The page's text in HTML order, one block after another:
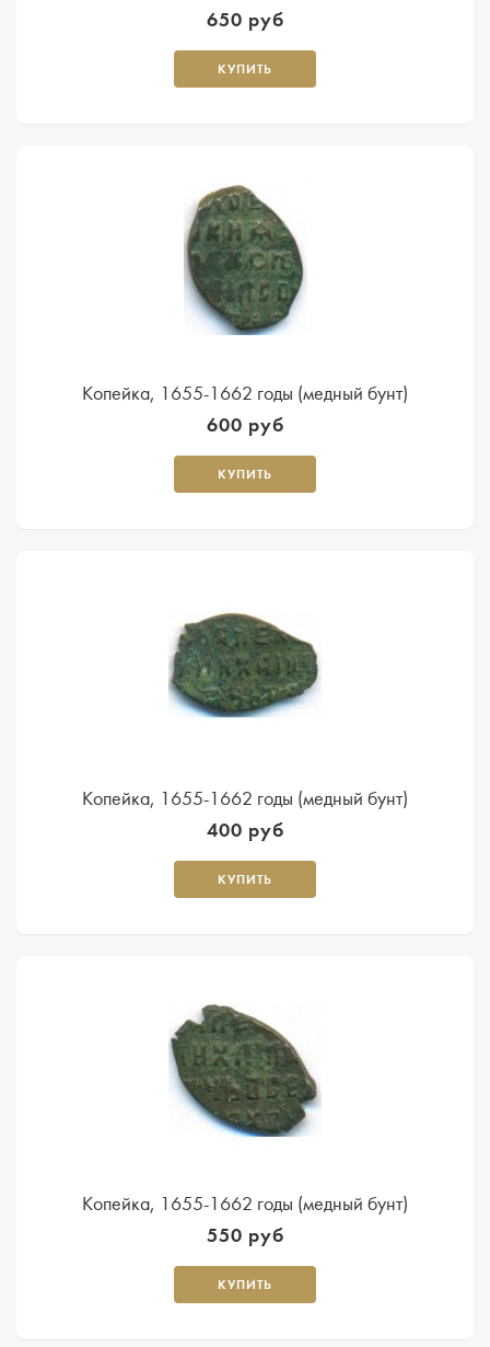
650 руб
КУПИТЬ
Копейка, 1655-1662 годы (медный бунт)
600 руб
КУПИТЬ
Копейка, 1655-1662 годы (медный бунт)
400 руб
КУПИТЬ
Копейка, 1655-1662 годы (медный бунт)
550 руб
КУПИТЬ